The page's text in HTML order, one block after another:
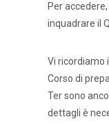
Per
inquadrare il
Vi ricordiamo
Corso di
Ter sono
dettagli è